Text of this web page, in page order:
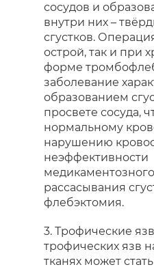
сосудов и
внутри них –
сгустков.
острой, так и при
форме
заболевание
образованием
просвете сосуда,
нормальному
нарушению
неэффективности
рассасывания
флебэктомия.
3. Трофические
трофических язв
тканях может